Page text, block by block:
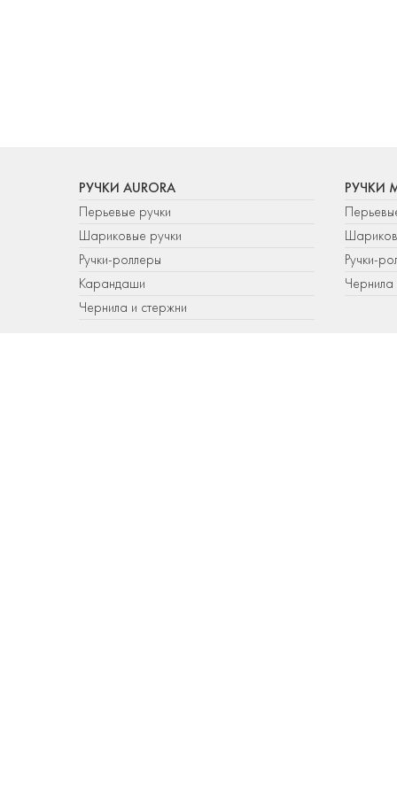
РУЧКИ AURORA
Перьевые ручки
Шариковые ручки
Ручки-роллеры
Карандаши
Чернила и стержни
РУЧКИ
Ручки-
Чернила